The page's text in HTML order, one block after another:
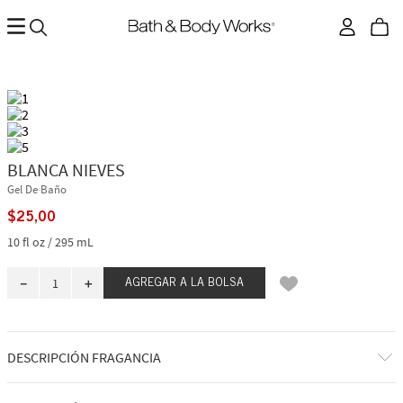
BLANCA NIEVES
Gel De Baño
$25,00
10 fl oz / 295 mL
＋
－ AGREGAR A LA BOLSA
DESCRIPCIÓN FRAGANCIA